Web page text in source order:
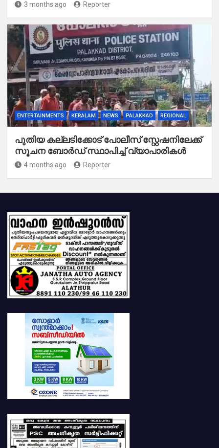
3 months ago Reporter
ENTERTAINMENTS KERALAM NEWS PALAKKAD REGIONAL
പുതിയ കല്ലടിക്കോട് പോലീസ് സ്റ്റേഷനിലേക്ക്
സൂചന ബോർഡ് സ്ഥാപിച്ച് വ്യാപാരികൾ
4 months ago Reporter